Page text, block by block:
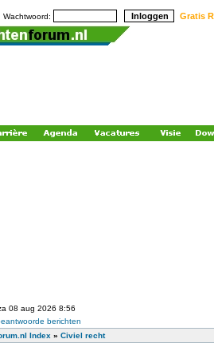
Wachtwoord: Gratis
08 aug 2026 8:56
berichten
Index » Civiel recht